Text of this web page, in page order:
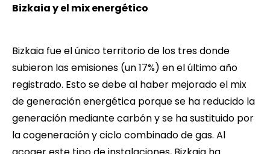
Bizkaia y el mix energético
Bizkaia fue el único territorio de los tres donde
subieron las emisiones (un 17%) en el último año
registrado. Esto se debe al haber mejorado el mix
de generación energética porque se ha reducido la
generación mediante carbón y se ha sustituido por
la cogeneración y ciclo combinado de gas. Al